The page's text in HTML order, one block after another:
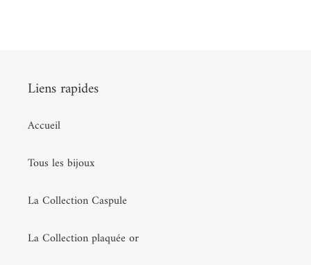
Liens rapides
Accueil
Tous les bijoux
La Collection Caspule
La Collection plaquée or